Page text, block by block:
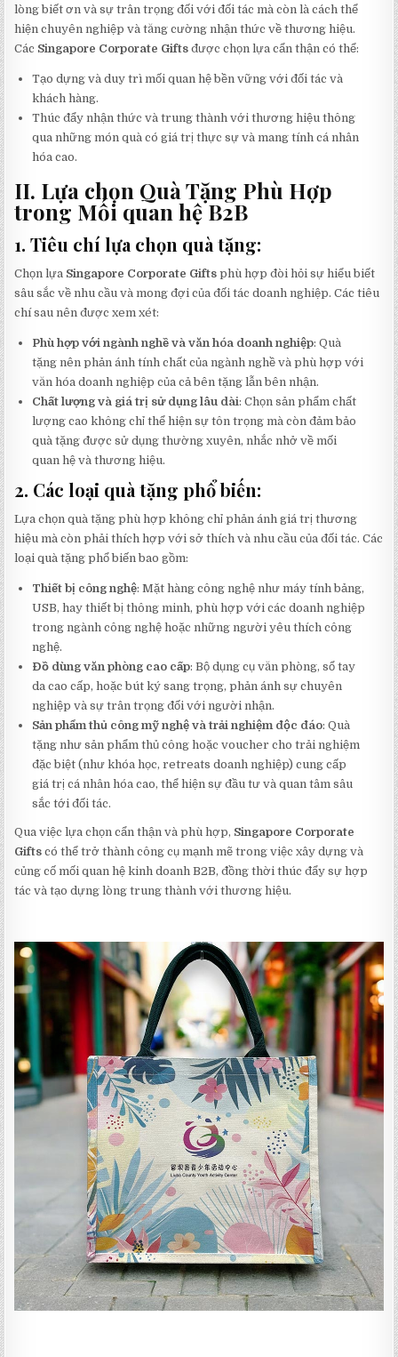
lòng biết ơn và sự trân trọng đối với đối tác mà còn là cách thể
hiện chuyên nghiệp và tăng cường nhận thức về thương hiệu.
Các Singapore Corporate Gifts được chọn lựa cẩn thận có thể:
Tạo dựng và duy trì mối quan hệ bền vững với đối tác và
khách hàng.
Thúc đẩy nhận thức và trung thành với thương hiệu thông
qua những món quà có giá trị thực sự và mang tính cá nhân
hóa cao.
II. Lựa chọn Quà Tặng Phù Hợp
trong Mối quan hệ B2B
1. Tiêu chí lựa chọn quà tặng:
Chọn lựa Singapore Corporate Gifts phù hợp đòi hỏi sự hiểu biết
sâu sắc về nhu cầu và mong đợi của đối tác doanh nghiệp. Các tiêu
chí sau nên được xem xét:
Phù hợp với ngành nghề và văn hóa doanh nghiệp: Quà
tặng nên phản ánh tính chất của ngành nghề và phù hợp với
văn hóa doanh nghiệp của cả bên tặng lẫn bên nhận.
Chất lượng và giá trị sử dụng lâu dài: Chọn sản phẩm chất
lượng cao không chỉ thể hiện sự tôn trọng mà còn đảm bảo
quà tặng được sử dụng thường xuyên, nhắc nhở về mối
quan hệ và thương hiệu.
2. Các loại quà tặng phổ biến:
Lựa chọn quà tặng phù hợp không chỉ phản ánh giá trị thương
hiệu mà còn phải thích hợp với sở thích và nhu cầu của đối tác. Các
loại quà tặng phổ biến bao gồm:
Thiết bị công nghệ: Mặt hàng công nghệ như máy tính bảng,
USB, hay thiết bị thông minh, phù hợp với các doanh nghiệp
trong ngành công nghệ hoặc những người yêu thích công
nghệ.
Đồ dùng văn phòng cao cấp: Bộ dụng cụ văn phòng, sổ tay
da cao cấp, hoặc bút ký sang trọng, phản ánh sự chuyên
nghiệp và sự trân trọng đối với người nhận.
Sản phẩm thủ công mỹ nghệ và trải nghiệm độc đáo: Quà
tặng như sản phẩm thủ công hoặc voucher cho trải nghiệm
đặc biệt (như khóa học, retreats doanh nghiệp) cung cấp
giá trị cá nhân hóa cao, thể hiện sự đầu tư và quan tâm sâu
sắc tới đối tác.
Qua việc lựa chọn cẩn thận và phù hợp, Singapore Corporate
Gifts có thể trở thành công cụ mạnh mẽ trong việc xây dựng và
củng cố mối quan hệ kinh doanh B2B, đồng thời thúc đẩy sự hợp
tác và tạo dựng lòng trung thành với thương hiệu.